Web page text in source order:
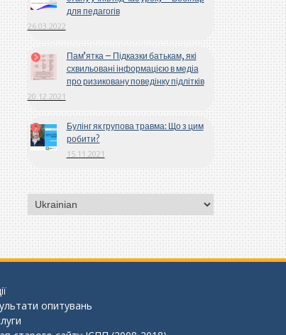
для педагогів
26.03.2022
Пам’ятка – Підказки батькам, які
схвильовані інформацією в медіа
про ризиковану поведінку підлітків
20.12.2021
Булінг як групова травма: Що з цим
робити?
15.11.2021
Вибрати
мову
опитувань